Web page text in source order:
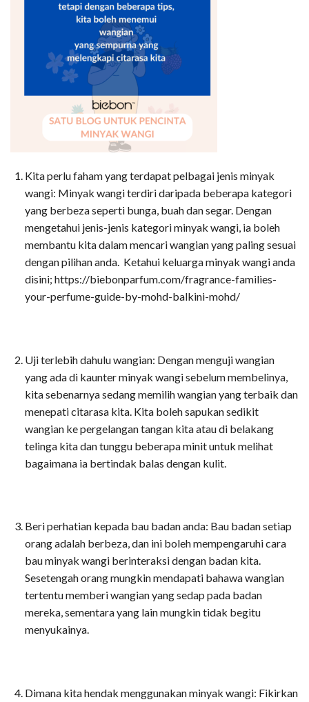
Kita perlu faham yang terdapat pelbagai jenis minyak
wangi: Minyak wangi terdiri daripada beberapa kategori
yang berbeza seperti bunga, buah dan segar. Dengan
mengetahui jenis-jenis kategori minyak wangi, ia boleh
membantu kita dalam mencari wangian yang paling sesuai
dengan pilihan anda. Ketahui keluarga minyak wangi anda
disini; https://biebonparfum.com/fragrance-families-
your-perfume-guide-by-mohd-balkini-mohd/
Uji terlebih dahulu wangian: Dengan menguji wangian
yang ada di kaunter minyak wangi sebelum membelinya,
kita sebenarnya sedang memilih wangian yang terbaik dan
menepati citarasa kita. Kita boleh sapukan sedikit
wangian ke pergelangan tangan kita atau di belakang
telinga kita dan tunggu beberapa minit untuk melihat
bagaimana ia bertindak balas dengan kulit.
Beri perhatian kepada bau badan anda: Bau badan setiap
orang adalah berbeza, dan ini boleh mempengaruhi cara
bau minyak wangi berinteraksi dengan badan kita.
Sesetengah orang mungkin mendapati bahawa wangian
tertentu memberi wangian yang sedap pada badan
mereka, sementara yang lain mungkin tidak begitu
menyukainya.
Dimana kita hendak menggunakan minyak wangi: Fikirkan